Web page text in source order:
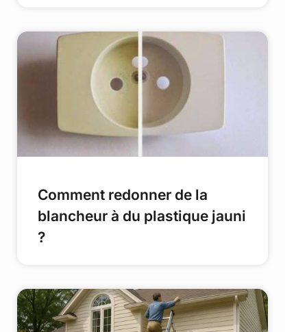
Comment redonner de la
blancheur à du plastique jauni
?